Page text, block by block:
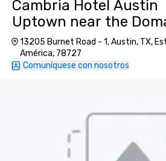
Cambria Hotel Austin
Uptown near the
13205 Burnet Road - 1, Austin, TX,
América, 78727
Comuníquese con nosotros